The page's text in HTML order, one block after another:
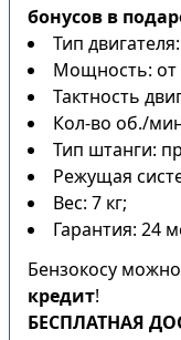
бонусов в
Тип
Мощность: от
Тактность
Кол-во об./
Тип штанги:
Режущая
Вес: 7 кг;
Гарантия: 24
Бензокосу
кредит!
БЕСПЛАТНАЯ